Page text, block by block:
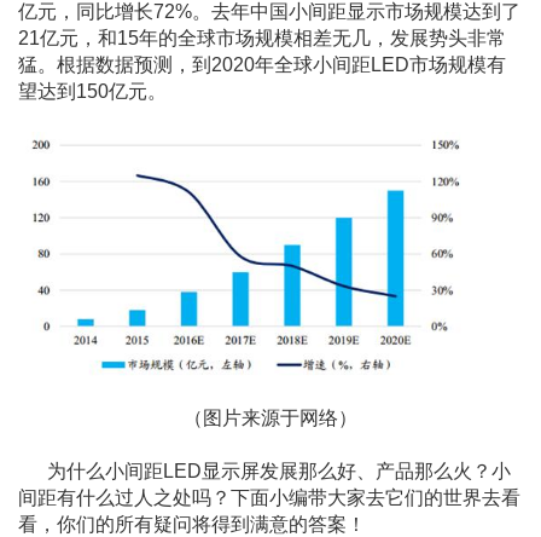
亿元，同比增长72%。去年中国小间距显示市场规模达到了
21亿元，和15年的全球市场规模相差无几，发展势头非常
猛。根据数据预测，到2020年全球小间距LED市场规模有
望达到150亿元。
（图片来源于网络）
为什么小间距LED显示屏发展那么好、产品那么火？小
间距有什么过人之处吗？下面小编带大家去它们的世界去看
看，你们的所有疑问将得到满意的答案！